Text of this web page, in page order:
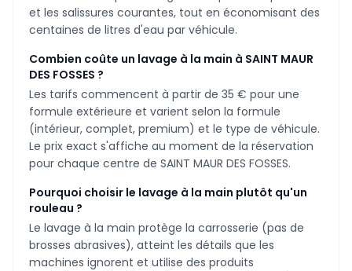
et les salissures courantes, tout en économisant des
centaines de litres d'eau par véhicule.
Combien coûte un lavage à la main à SAINT MAUR
DES FOSSES ?
Les tarifs commencent à partir de 35 € pour une
formule extérieure et varient selon la formule
(intérieur, complet, premium) et le type de véhicule.
Le prix exact s'affiche au moment de la réservation
pour chaque centre de SAINT MAUR DES FOSSES.
Pourquoi choisir le lavage à la main plutôt qu'un
rouleau ?
Le lavage à la main protège la carrosserie (pas de
brosses abrasives), atteint les détails que les
machines ignorent et utilise des produits